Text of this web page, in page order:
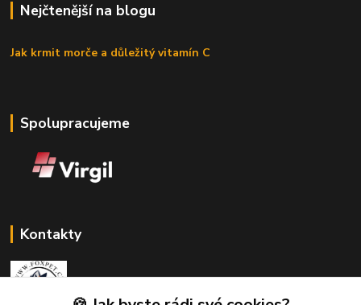
Nejčtenější na blogu
Jak krmit morče a důležitý vitamín C
Spolupracujeme
Kontakty